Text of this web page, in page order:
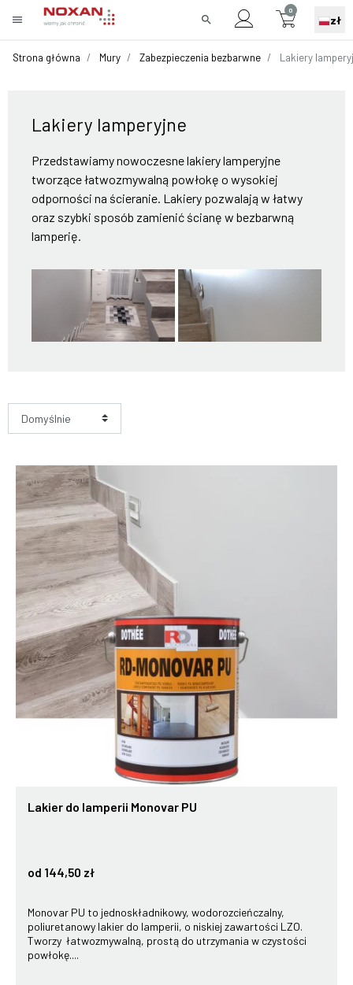
menu search
0
zł
Strona główna Mury Zabezpieczenia bezbarwne Lakiery
Lakiery lamperyjne
Przedstawiamy nowoczesne lakiery lamperyjne
tworzące łatwozmywalną powłokę o wysokiej
odporności na ścieranie. Lakiery pozwalają w łatwy
oraz szybki sposób zamienić ścianę w bezbarwną
lamperię.
Lakier do lamperii Monovar PU
od 144,50 zł
Monovar PU to jednoskładnikowy, wodorozcieńczalny,
poliuretanowy lakier do lamperii, o niskiej zawartości LZO.
Tworzy łatwozmywalną, prostą do utrzymania w czystości
powłokę....